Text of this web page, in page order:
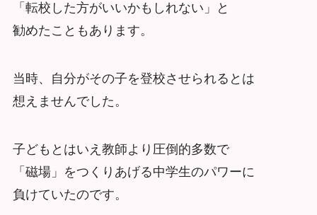
「転校した方がいいかもしれない」と
勧めたこともあります。
当時、自分がその子を登校させられるとは
想えませんでした。
子どもとはいえ教師より圧倒的多数で
「磁場」をつくりあげる中学生のパワーに
負けていたのです。